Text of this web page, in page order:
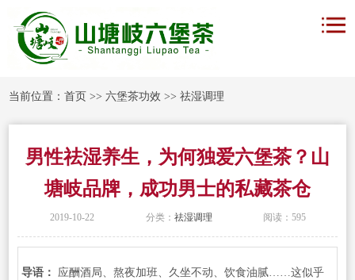
当前位置：首页 >>六堡茶功效 >>祛湿调理
男性祛湿养生，为何独爱六堡茶？山
塘岐品牌，成功男士的私藏茶仓
2019-10-22 分类： 祛湿调理 阅读：595
导语：
应酬酒局、熬夜加班、久坐不动、饮食油腻……这似乎